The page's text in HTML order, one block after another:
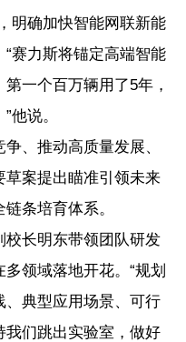
明确加快智能网联新能
赛力斯将锚定高端智能
一个百万辆用了5年，
他说。
、推动高质量发展、
案提出瞄准引领未来
条培育体系。
长明东带领团队研发
领域落地开花。“规划
典型应用场景、可行
们跳出实验室，做好